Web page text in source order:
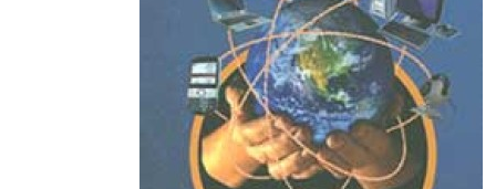
الحكم، الأدلة، تنظيم التغذية، ورسالته في جروح الرأس.
ويعود له الفضل بأنه حرر الطب من الدين والفلسفة.
- هل تعلم أن المرجان إفراز حيواني يتكون في البحر ويتركب
من مادة كربونات الكلسيوم، وهو أحمر أو شديد الحمرة وهو